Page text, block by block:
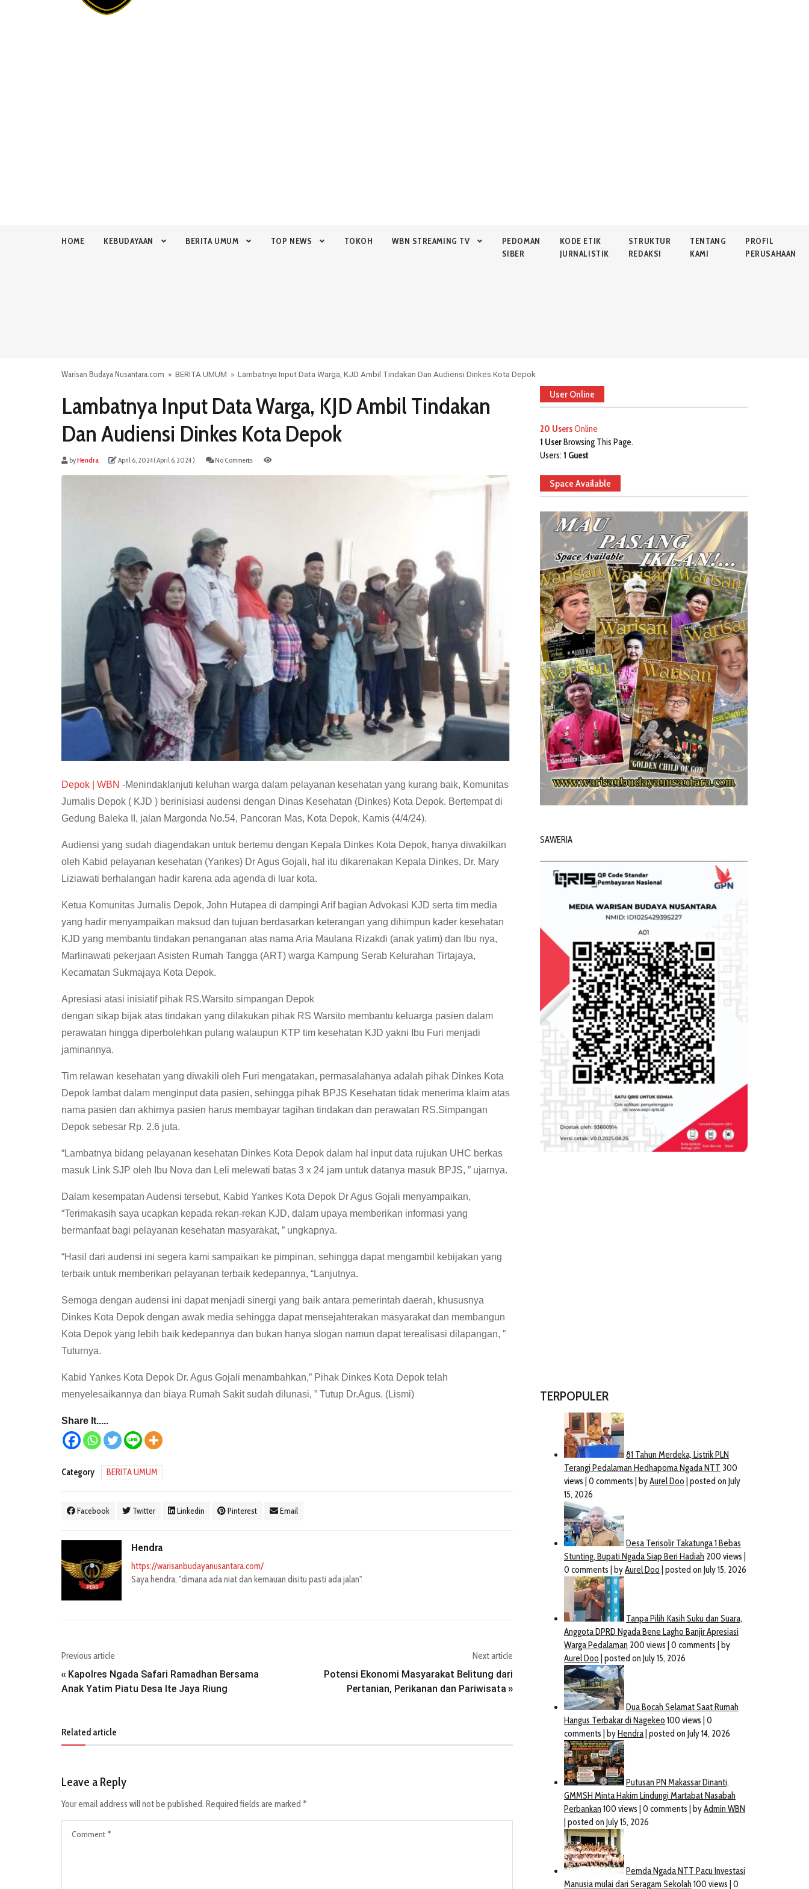
HOME KEBUDAYAAN BERITA UMUM TOP NEWS TOKOH WBN STREAMING TV
PEDOMAN
SIBER
KODE ETIK
JURNALISTIK
STRUKTUR
REDAKSI
TENTANG
KAMI
PROFIL
PERUSAHAAN
Warisan Budaya Nusantara.com » BERITA UMUM » Lambatnya Input Data Warga, KJD Ambil Tindakan Dan Audiensi Dinkes Kota Depok
Lambatnya Input Data Warga, KJD Ambil Tindakan
Dan Audiensi Dinkes Kota Depok
byHendra April 6, 2024( April 6, 2024 ) No Comments
Depok | WBN -Menindaklanjuti keluhan warga dalam pelayanan kesehatan yang kurang baik, Komunitas
Jurnalis Depok ( KJD ) berinisiasi audensi dengan Dinas Kesehatan (Dinkes) Kota Depok. Bertempat di
Gedung Baleka II, jalan Margonda No.54, Pancoran Mas, Kota Depok, Kamis (4/4/24).
Audiensi yang sudah diagendakan untuk bertemu dengan Kepala Dinkes Kota Depok, hanya diwakilkan
oleh Kabid pelayanan kesehatan (Yankes) Dr Agus Gojali, hal itu dikarenakan Kepala Dinkes, Dr. Mary
Liziawati berhalangan hadir karena ada agenda di luar kota.
Ketua Komunitas Jurnalis Depok, John Hutapea di dampingi Arif bagian Advokasi KJD serta tim media
yang hadir menyampaikan maksud dan tujuan berdasarkan keterangan yang dihimpun kader kesehatan
KJD yang membantu tindakan penanganan atas nama Aria Maulana Rizakdi (anak yatim) dan Ibu nya,
Marlinawati pekerjaan Asisten Rumah Tangga (ART) warga Kampung Serab Kelurahan Tirtajaya,
Kecamatan Sukmajaya Kota Depok.
Apresiasi atasi inisiatif pihak RS.Warsito simpangan Depok
dengan sikap bijak atas tindakan yang dilakukan pihak RS Warsito membantu keluarga pasien dalam
perawatan hingga diperbolehkan pulang walaupun KTP tim kesehatan KJD yakni Ibu Furi menjadi
jaminannya.
Tim relawan kesehatan yang diwakili oleh Furi mengatakan, permasalahanya adalah pihak Dinkes Kota
Depok lambat dalam menginput data pasien, sehingga pihak BPJS Kesehatan tidak menerima klaim atas
nama pasien dan akhirnya pasien harus membayar tagihan tindakan dan perawatan RS.Simpangan
Depok sebesar Rp. 2.6 juta.
“Lambatnya bidang pelayanan kesehatan Dinkes Kota Depok dalam hal input data rujukan UHC berkas
masuk Link SJP oleh Ibu Nova dan Leli melewati batas 3 x 24 jam untuk datanya masuk BPJS, ” ujarnya.
Dalam kesempatan Audensi tersebut, Kabid Yankes Kota Depok Dr Agus Gojali menyampaikan,
“Terimakasih saya ucapkan kepada rekan-rekan KJD, dalam upaya memberikan informasi yang
bermanfaat bagi pelayanan kesehatan masyarakat, ” ungkapnya.
“Hasil dari audensi ini segera kami sampaikan ke pimpinan, sehingga dapat mengambil kebijakan yang
terbaik untuk memberikan pelayanan terbaik kedepannya, “Lanjutnya.
Semoga dengan audensi ini dapat menjadi sinergi yang baik antara pemerintah daerah, khususnya
Dinkes Kota Depok dengan awak media sehingga dapat mensejahterakan masyarakat dan membangun
Kota Depok yang lebih baik kedepannya dan bukan hanya slogan namun dapat terealisasi dilapangan, ”
Tuturnya.
Kabid Yankes Kota Depok Dr. Agus Gojali menambahkan,” Pihak Dinkes Kota Depok telah
menyelesaikannya dan biaya Rumah Sakit sudah dilunasi, ” Tutup Dr.Agus. (Lismi)
Share It.....
Category BERITA UMUM
Facebook Twitter Linkedin Pinterest Email
Hendra
https://warisanbudayanusantara.com/
Saya hendra, "dimana ada niat dan kemauan disitu pasti ada jalan".
Previous article
« Kapolres Ngada Safari Ramadhan Bersama
Anak Yatim Piatu Desa Ite Jaya Riung
Next article
Potensi Ekonomi Masyarakat Belitung dari
Pertanian, Perikanan dan Pariwisata »
Related article
Leave a Reply
Your email address will not be published. Required fields are marked *
User Online
20 UsersOnline
1 UserBrowsing This Page.
Users: 1 Guest
Space Available
SAWERIA
TERPOPULER